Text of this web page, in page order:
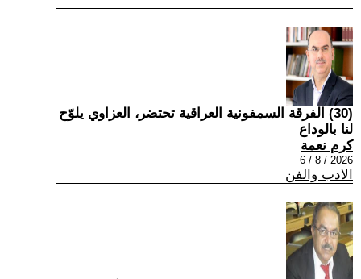
(30) الفرقة السمفونية العراقية تحتضر، العزاوي يلوّح
لنا بالوداع
كرم نعمة
2026 / 8 / 6
الادب والفن